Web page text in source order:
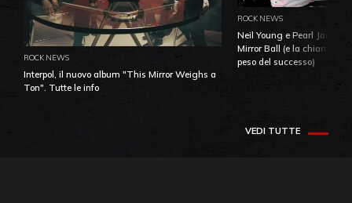
ROCK NEWS
Interpol, il nuovo album "This Mirror Weighs a
Ton". Tutte le info
ROCK NEWS
Neil Young e Pearl Jam: la
Mirror Ball (e la chiamata
peso del successo)
VEDI TUTTE